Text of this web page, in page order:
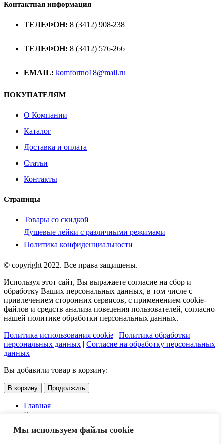
Мы используем файлы cookie
Контактная информация
ТЕЛЕФОН: 8 (3412) 908-238
ТЕЛЕФОН: 8 (3412) 576-266
EMAIL: komfortno18@mail.ru
ПОКУПАТЕЛЯМ
О Компании
Каталог
Доставка и оплата
Статьи
Контакты
Страницы
Товары со скидкой
Душевые лейки с различными режимами
Политика конфиденциальности
© copyright 2022. Все права защищены.
Используя этот сайт, Вы выражаете согласие на сбор и
обработку Ваших персональных данных, в том числе с
привлечением сторонних сервисов, с применением cookie-
файлов и средств анализа поведения пользователей, согласно
нашей политике обработки персональных данных.
Политика использования cookie | Политика обработки
персональных данных | Согласие на обработку персональных
данных
Вы добавили товар в корзину:
В корзину Продолжить
Главная
Каталог
Доставка и оплата